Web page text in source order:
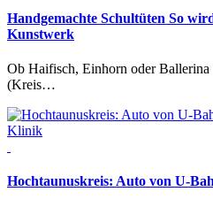
Handgemachte Schultüten So
Kunstwerk
Ob Haifisch, Einhorn oder
(Kreis…
Hochtaunuskreis: Auto von U-